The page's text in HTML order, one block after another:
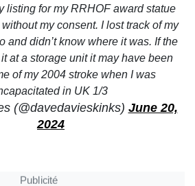
listing for my RRHOF award statue
my consent. I lost track of my
and didn’t know where it was. If the
at a storage unit it may have been
of my 2004 stroke when I was
in UK 1/3
(@davedavieskinks) June 20,
2024
Publicité